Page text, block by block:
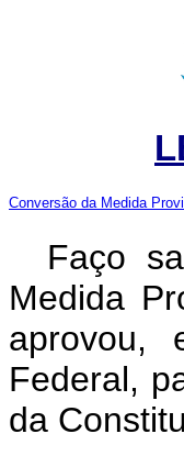
Conversão da Medida
Faço
Medida
aprovou,
Federal,
da